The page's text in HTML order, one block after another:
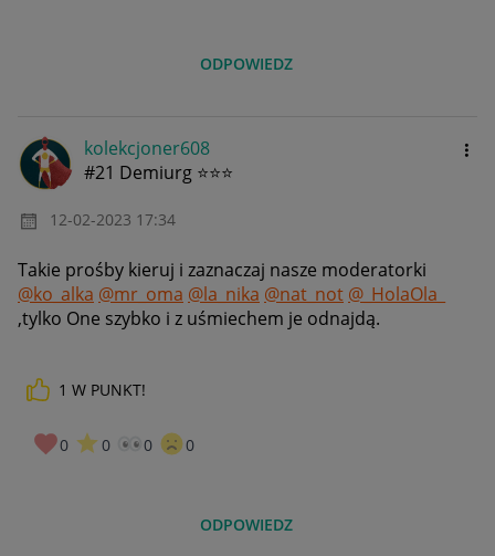
ODPOWIEDZ
kolekcjoner608
#21 Demiurg ⭐⭐⭐
‎12-02-2023 17:34
Takie prośby kieruj i zaznaczaj nasze moderatorki
@ko_alka @mr_oma @la_nika @nat_not @_HolaOla_
,tylko One szybko i z uśmiechem je odnajdą.
1 W PUNKT!
0 0 0 0
ODPOWIEDZ